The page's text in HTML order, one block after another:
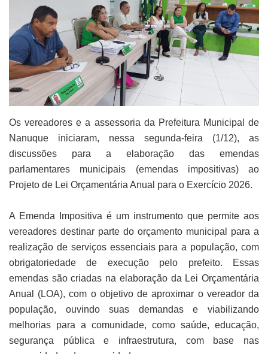
Os vereadores e a assessoria da Prefeitura Municipal de
Nanuque iniciaram, nessa segunda-feira (1/12), as
discussões para a elaboração das emendas
parlamentares municipais (emendas impositivas) ao
Projeto de Lei Orçamentária Anual para o Exercício 2026.
A Emenda Impositiva é um instrumento que permite aos
vereadores destinar parte do orçamento municipal para a
realização de serviços essenciais para a população, com
obrigatoriedade de execução pelo prefeito. Essas
emendas são criadas na elaboração da Lei Orçamentária
Anual (LOA), com o objetivo de aproximar o vereador da
população, ouvindo suas demandas e viabilizando
melhorias para a comunidade, como saúde, educação,
segurança pública e infraestrutura, com base nas